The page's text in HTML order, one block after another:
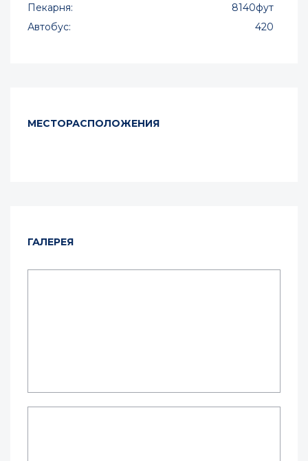
Пекарня:
8140фут
Автобус:
420
МЕСТОРАСПОЛОЖЕНИЯ
ГАЛЕРЕЯ